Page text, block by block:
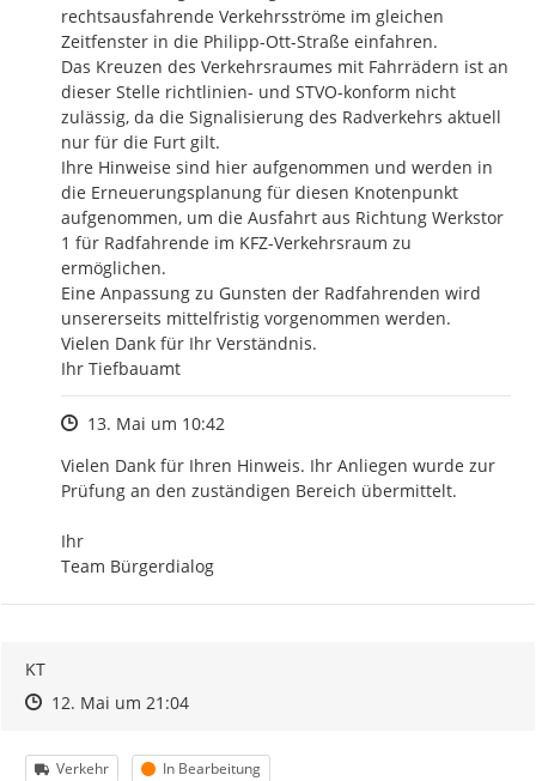
rechtsausfahrende Verkehrsströme im gleichen
Zeitfenster in die Philipp-Ott-Straße einfahren.
Das Kreuzen des Verkehrsraumes mit Fahrrädern ist an
dieser Stelle richtlinien- und STVO-konform nicht
zulässig, da die Signalisierung des Radverkehrs aktuell
nur für die Furt gilt.
Ihre Hinweise sind hier aufgenommen und werden in
die Erneuerungsplanung für diesen Knotenpunkt
aufgenommen, um die Ausfahrt aus Richtung Werkstor
1 für Radfahrende im KFZ-Verkehrsraum zu
ermöglichen.
Eine Anpassung zu Gunsten der Radfahrenden wird
unsererseits mittelfristig vorgenommen werden.
Vielen Dank für Ihr Verständnis.
Ihr Tiefbauamt
Zeitpunkt des Erstellens
13. Mai um 10:42
Vielen Dank für Ihren Hinweis. Ihr Anliegen wurde zur
Prüfung an den zuständigen Bereich übermittelt.
Ihr
Team Bürgerdialog
KT
Zeitpunkt des Erstellens
Zeitpunkt des Erstellens
12. Mai um 21:04Zur Äußerung
Kategorie
Verkehr Status
In Bearbeitung